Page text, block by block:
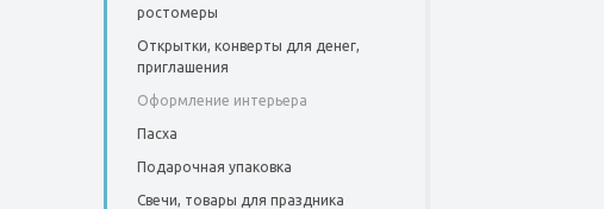
ростомеры
Открытки, конверты для денег,
приглашения
Оформление интерьера
Пасха
Подарочная упаковка
Свечи, товары для праздника